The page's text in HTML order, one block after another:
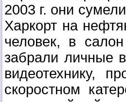
2003 г. они
Харкорт на
человек, в
забрали личные
видеотехнику,
скоростном